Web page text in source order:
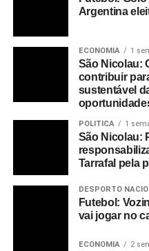
Argentina
ECONOMIA 1
São Nicolau:
contribuir
sustentável
POLITICA 1
São Nicolau:
Tarrafal pela
DESPORTO
Futebol:
vai jogar no
ECONOMIA 2